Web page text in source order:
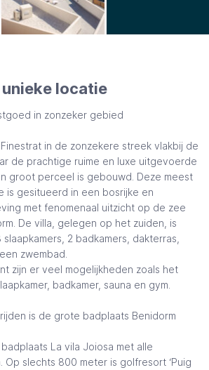
locatie
in zonzeker gebied
in de zonzekere streek vlakbij de
de prachtige ruime en luxe uitgevoerde
groot perceel is gebouwd. Deze meest
is gesitueerd in een bosrijke en
met fenomenaal uitzicht op de zee
De villa, gelegen op het zuiden, is
2 badkamers, dakterras,
zwembad.
zijn er veel mogelijkheden zoals het
badkamer, sauna en gym.
is de grote badplaats Benidorm
La vila Joiosa met alle
Op slechts 800 meter is golfresort ‘Puig